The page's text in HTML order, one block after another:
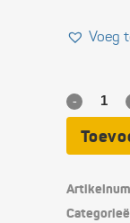
Voeg
RVS
microblok
lijn